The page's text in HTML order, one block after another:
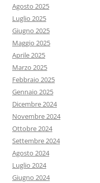
Agosto 2025
Luglio 2025
Giugno 2025
Maggio 2025
Aprile 2025
Marzo 2025
Febbraio 2025
Gennaio 2025
Dicembre 2024
Novembre 2024
Ottobre 2024
Settembre 2024
Agosto 2024
Luglio 2024
Giugno 2024